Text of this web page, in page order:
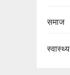
समाज
स्वास्थ्य